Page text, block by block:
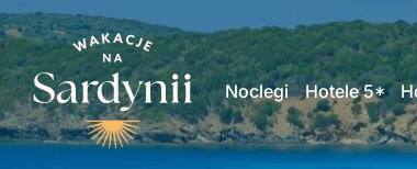
Noclegi Hotele 5*